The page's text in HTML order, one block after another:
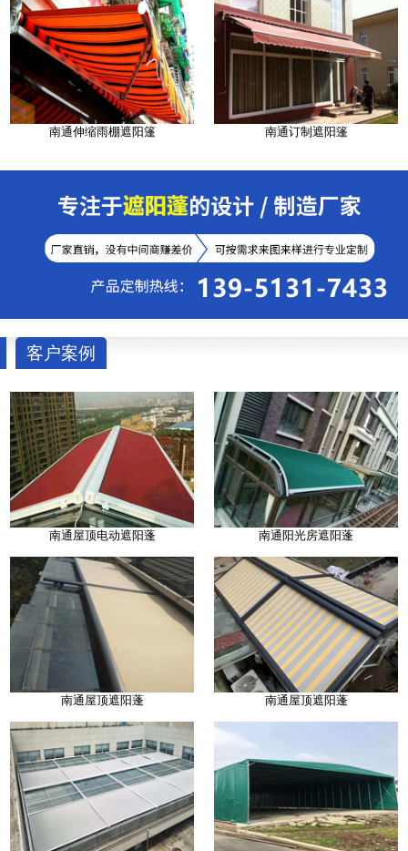
南通伸缩雨棚遮阳篷 南通订制遮阳篷
客户案例
南通屋顶电动遮阳蓬 南通阳光房遮阳蓬
南通屋顶遮阳蓬 南通屋顶遮阳蓬